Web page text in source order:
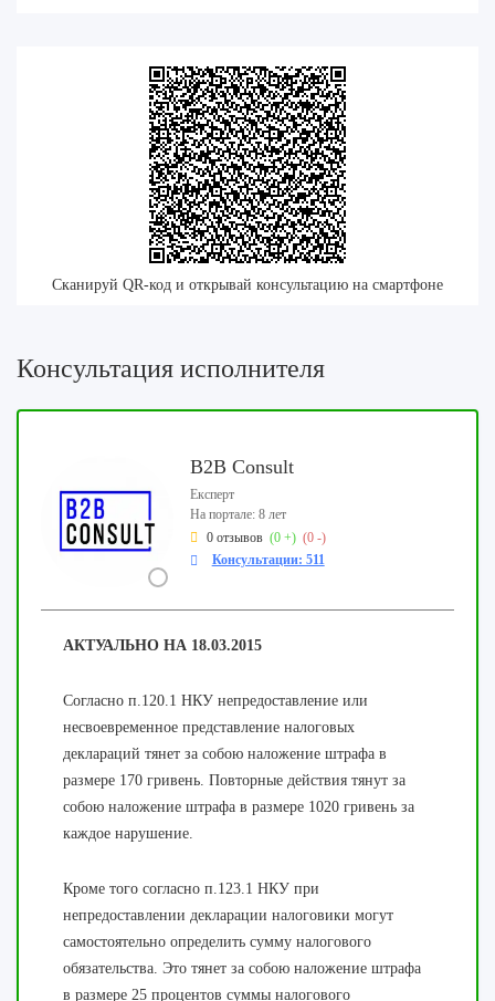
Сканируй QR-код и открывай консультацию на смартфоне
Консультация исполнителя
B2B Consult
Експерт
На портале: 8 лет
0 отзывов (0 +) (0 -)
Консультации: 511
АКТУАЛЬНО НА 18.03.2015
Согласно п.120.1 НКУ непредоставление или
несвоевременное представление налоговых
деклараций тянет за собою наложение штрафа в
размере 170 гривень. Повторные действия тянут за
собою наложение штрафа в размере 1020 гривень за
каждое нарушение.
Кроме того согласно п.123.1 НКУ при
непредоставлении декларации налоговики могут
самостоятельно определить сумму налогового
обязательства. Это тянет за собою наложение штрафа
в размере 25 процентов суммы налогового